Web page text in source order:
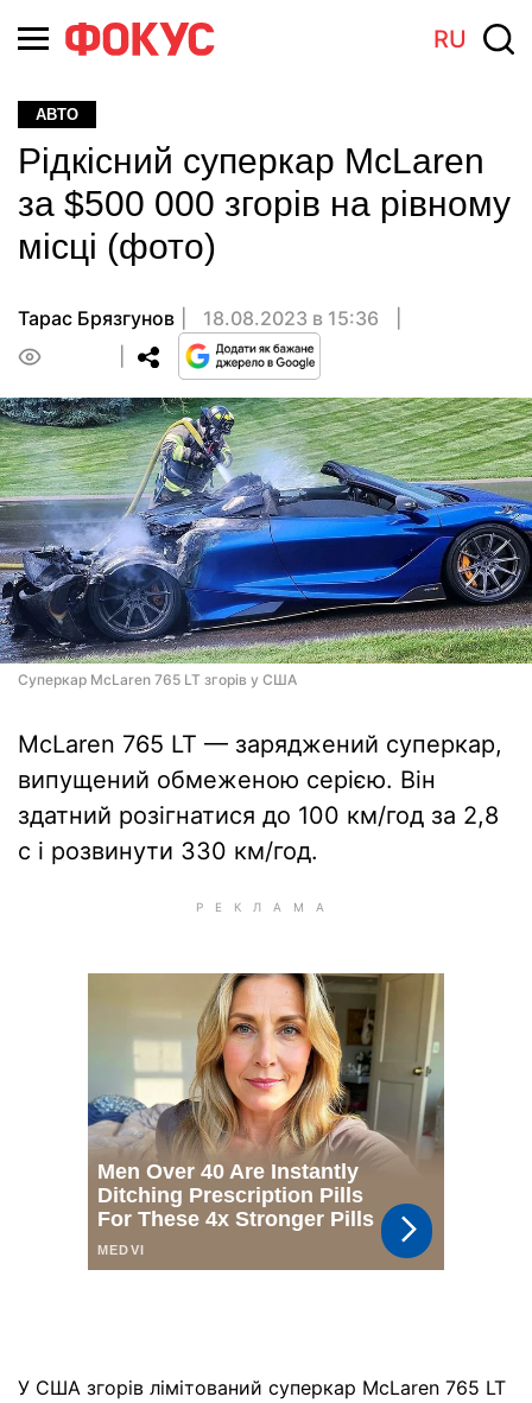
RU
АВТО
Рідкісний суперкар McLaren
за $500 000 згорів на рівному
місці (фото)
Тарас Брязгунов
18.08.2023 в 15:36
Суперкар McLaren 765 LT згорів у США
McLaren 765 LT — заряджений суперкар,
випущений обмеженою серією. Він
здатний розігнатися до 100 км/год за 2,8
с і розвинути 330 км/год.
У США згорів лімітований суперкар McLaren 765 LT